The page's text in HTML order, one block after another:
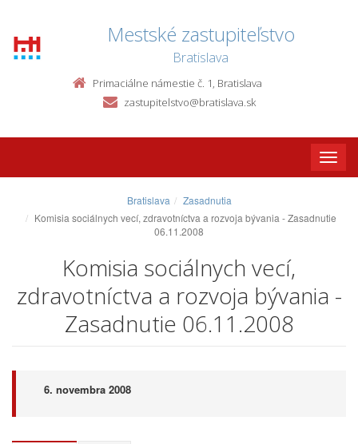
Mestské zastupiteľstvo
Bratislava
Primaciálne námestie č. 1, Bratislava
zastupitelstvo@bratislava.sk
Toggle
Bratislava
Zasadnutia
Komisia sociálnych vecí, zdravotníctva a rozvoja bývania - Zasadnutie
06.11.2008
Komisia sociálnych vecí,
zdravotníctva a rozvoja bývania -
Zasadnutie 06.11.2008
6. novembra 2008